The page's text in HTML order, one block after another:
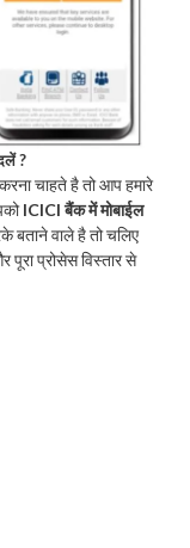
?
चाहते है तो आप हमारे
ICICI बैंक में मोबाईल
बताने वाले है तो चलिए
प्रोसेस विस्तार से